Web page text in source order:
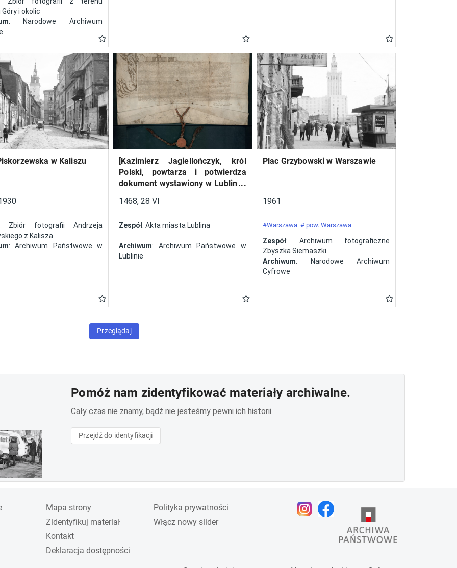
i okolic
: Narodowe Archiwum
w Kaliszu
Zbiór fotografii Andrzeja
z Kalisza
: Archiwum Państwowe w
[Kazimierz Jagiellończyk, król
Polski, powtarza i potwierdza
dokument wystawiony w Lublinie,
Szczekocin, starostę
1468, 28 VI
Zespół: Akta miasta Lublina
Archiwum: Archiwum Państwowe w
Lublinie
Plac Grzybowski w Warszawie
1961
#Warszawa # pow. Warszawa
Zespół: Archiwum fotograficzne
Zbyszka Siemaszki
Archiwum: Narodowe Archiwum
Cyfrowe
Przeglądaj
Pomóż nam zidentyfikować materiały archiwalne.
Cały czas nie znamy, bądź nie jesteśmy pewni ich historii.
Przejdź do identyfikacji
Mapa strony
Zidentyfikuj materiał
Kontakt
Deklaracja dostępności
Polityka prywatności
Włącz nowy slider